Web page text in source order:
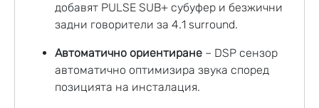
добавят PULSE SUB+ субуфер и безжични
задни говорители за 4.1 surround.
Автоматично ориентиране – DSP сензор
автоматично оптимизира звука според
позицията на инсталация.